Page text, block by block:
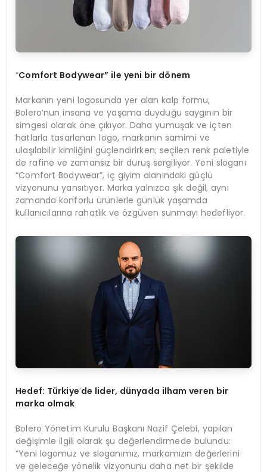
“Comfort Bodywear” ile yeni bir dönem
Markanın yeni logosunda yer alan kalp formu,
Bolero’nun insana ve yaşama duyduğu saygının bir
simgesi olarak öne çıkıyor. Daha yumuşak ve içten
hatlarla tasarlanan logo, markanın samimi ve
ulaşılabilir kimliğini güçlendirirken; seçilen renk paletiyle
de rafine ve zamansız bir duruş sergiliyor. Yeni sloganı
“Comfort Bodywear”, iç giyim alanındaki güçlü
vizyonunu yansıtıyor. Marka yalnızca şık değil, aynı
zamanda konforlu ürünlerle günlük yaşamda
kullanıcılarına rahatlık ve özgüven sunmayı hedefliyor.
Hedef: Türkiye’de lider, dünyada ilhamveren bir
marka olmak
Bolero Yönetim Kurulu Başkanı Nazif Çelebi, yapılan
değişimle ilgili olarak şu değerlendirmede bulundu:
“Yeni logomuz ve sloganımız, markamızın değerlerini
ve geleceğe yönelik vizyonunu daha net bir şekilde